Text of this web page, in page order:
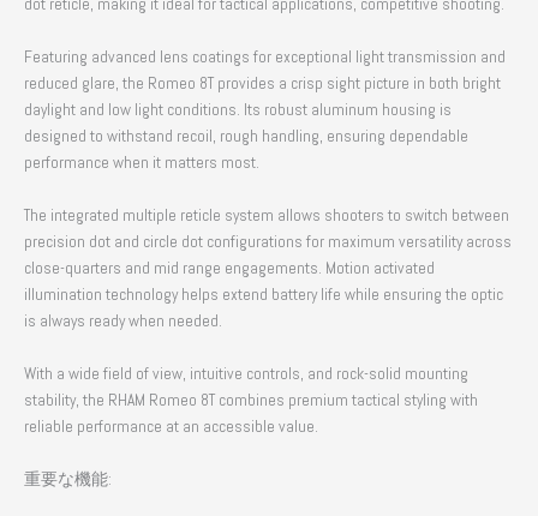
dot reticle, making it ideal for tactical applications, competitive shooting.
Featuring advanced lens coatings for exceptional light transmission and
reduced glare, the Romeo 8T provides a crisp sight picture in both bright
daylight and low light conditions. Its robust aluminum housing is
designed to withstand recoil, rough handling, ensuring dependable
performance when it matters most.
The integrated multiple reticle system allows shooters to switch between
precision dot and circle dot configurations for maximum versatility across
close-quarters and mid range engagements. Motion activated
illumination technology helps extend battery life while ensuring the optic
is always ready when needed.
With a wide field of view, intuitive controls, and rock-solid mounting
stability, the RHAM Romeo 8T combines premium tactical styling with
reliable performance at an accessible value.
重要な機能: